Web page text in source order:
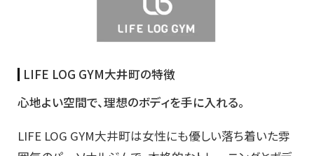
LIFE LOG GYM大井町の特徴
心地よい空間で、理想のボディを手に入れる。
LIFE LOG GYM大井町は女性にも優しい落ち着いた雰